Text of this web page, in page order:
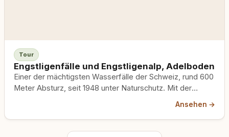
Tour
Engstligenfälle und Engstligenalp, Adelboden
Einer der mächtigsten Wasserfälle der Schweiz, rund 600
Meter Absturz, seit 1948 unter Naturschutz. Mit der
Seilbahn ab Unter dem Birg auf die Engstligenalp auf 1964
mit, oben weiden mehrere Hundert Kühe frei.
Ansehen →